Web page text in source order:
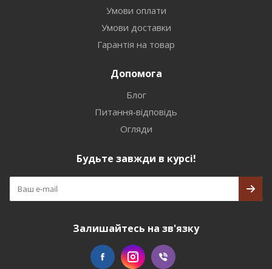
Умови оплати
Умови доставки
Гарантія на товар
Допомога
Блог
Питання-відповідь
Огляди
Будьте завжди в курсі!
Залишайтесь на зв'язку